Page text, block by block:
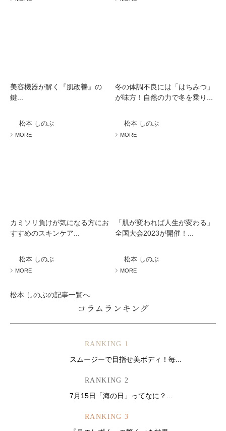
美容機器が解く『肌改善』の
鍵...
松本 しのぶ
MORE
冬の体調不良には「はちみつ」
が味方！自然の力で冬を乗り...
松本 しのぶ
MORE
カミソリ負けが気になる方にお
すすめのスキンケア...
松本 しのぶ
MORE
「肌が変われば人生が変わる」
全国大会2023が開催！...
松本 しのぶ
MORE
松本 しのぶの記事一覧へ
コラムランキング
RANKING 1
スムージーで目指せ美ボディ！毎...
RANKING 2
7月15日「海の日」ってなに？...
RANKING 3